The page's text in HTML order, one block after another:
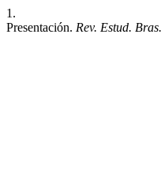
1.
Presentación. Rev. Estud. Bras.